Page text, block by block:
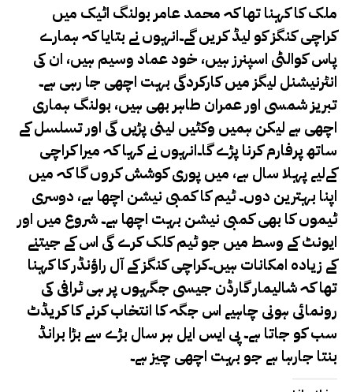
ملک کا کہنا تھا کہ محمد عامر بولنگ اٹیک میں
کراچی کنگز کو لیڈ کریں گے۔انہوں نے بتایا کہ ہمارے
پاس کوالٹی اسپنرز ہیں، خود عماد وسیم ہیں، ان کی
انٹرنیشنل لیگز میں کارکردگی بہت اچھی جا رہی ہے۔
تبریز شمسی اور عمران طاہر بھی ہیں، بولنگ ہماری
اچھی ہے لیکن ہمیں وکٹیں لینی پڑیں گی اور تسلسل کے
ساتھ پرفارم کرنا پڑے گا۔انہوں نے کہا کہ میرا کراچی
کےلیے پہلا سال ہے، میں پوری کوشش کروں گا کہ میں
اپنا بہترین دوں۔ ٹیم کا کمبی نیشن اچھا ہے، دوسری
ٹیموں کا بھی کمبی نیشن بہت اچھا ہے۔ شروع میں اور
ایونٹ کے وسط میں جو ٹیم کلک کرے گی اس کے جیتنے
کے زیادہ امکانات ہیں۔کراچی کنگز کے آل راؤنڈر کا کہنا
تھا کہ شالیمار گارڈن جیسی جگہوں پر ہی ٹرافی کی
رونمائی ہونی چاہیے اس جگہ کا انتخاب کرنے کا کریڈٹ
سب کو جاتا ہے۔ پی ایس ایل ہر سال بڑے سے بڑا برانڈ
بنتا جارہا ہے جو بہت اچھی چیز ہے۔